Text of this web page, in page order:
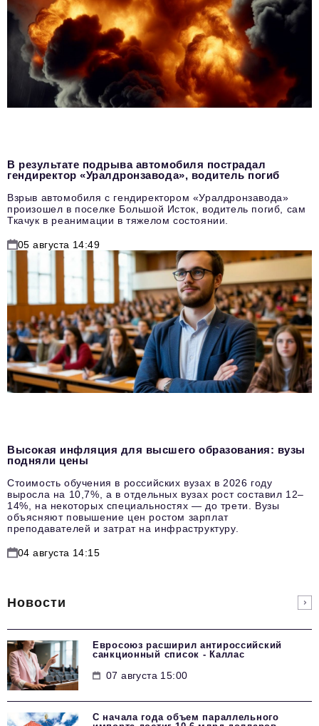
В результате подрыва автомобиля пострадал
гендиректор «Уралдронзавода», водитель погиб
Взрыв автомобиля с гендиректором «Уралдронзавода»
произошел в поселке Большой Исток, водитель погиб, сам
Ткачук в реанимации в тяжелом состоянии.
05 августа 14:49
Высокая инфляция для высшего образования: вузы
подняли цены
Стоимость обучения в российских вузах в 2026 году
выросла на 10,7%, а в отдельных вузах рост составил 12–
14%, на некоторых специальностях — до трети. Вузы
объясняют повышение цен ростом зарплат
преподавателей и затрат на инфраструктуру.
04 августа 14:15
Новости
Евросоюз расширил антироссийский
санкционный список - Каллас
07 августа 15:00
С начала года объем параллельного